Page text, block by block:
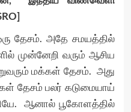
தேசம். அதே சமயத்தில்
முன்னேறி வரும் ஆசிய
மக்கள் தேசம். அது
தேசம் பலர் கடுமையாய்
ஆனால் பூகோளத்தில்